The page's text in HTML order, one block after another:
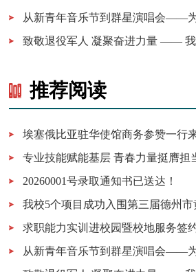
推荐阅读
20260001号录取通知书已送达！